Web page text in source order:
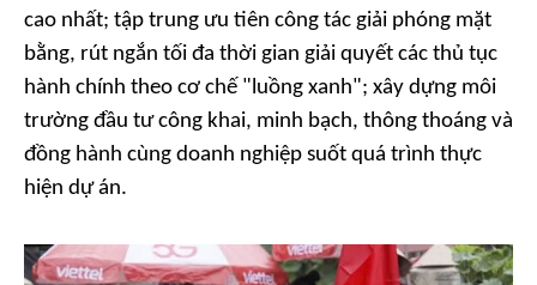
cao nhất; tập trung ưu tiên công tác giải phóng mặt
bằng, rút ngắn tối đa thời gian giải quyết các thủ tục
hành chính theo cơ chế "luồng xanh"; xây dựng môi
trường đầu tư công khai, minh bạch, thông thoáng và
đồng hành cùng doanh nghiệp suốt quá trình thực
hiện dự án.